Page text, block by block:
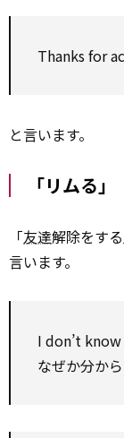
Thanks for
と言います。
「リムる」
「友達解除をす
言います。
I don’t
なぜか分か